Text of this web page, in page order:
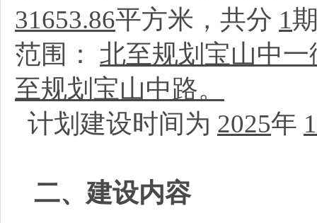
31653.86平方米，共分 1
范围： 北至规划宝山中
至规划宝山中路。
计划建设时间为 2025年
二、建设内容